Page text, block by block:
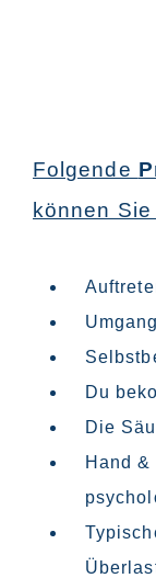
Folgende
können
Du
Die
Hand